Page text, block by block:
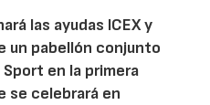
las ayudas ICEX y
un pabellón conjunto
Sport en la primera
se celebrará en